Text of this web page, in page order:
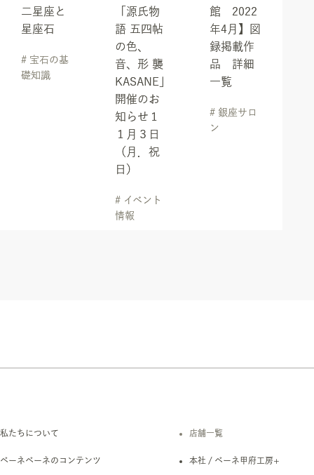
二星座と
星座石
# 宝石の基
礎知識
「源氏物
語 五四帖
の色、
音、形 襲
KASANE」
開催のお
知らせ１
１月３日
（月．祝
日）
# イベント
情報
館 2022
年4月】図
録掲載作
品 詳細
一覧
# 銀座サロ
ン
私たちについて
ベーネベーネのコンテンツ
店舗一覧
本社 / ベーネ甲府工房+